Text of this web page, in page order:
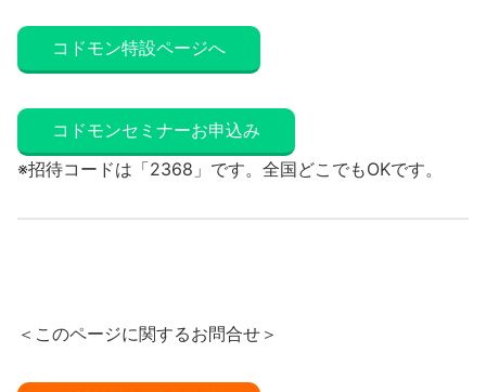
コドモン特設ページへ
コドモンセミナーお申込み
※招待コードは「2368」です。全国どこでもOKです。
＜このページに関するお問合せ＞